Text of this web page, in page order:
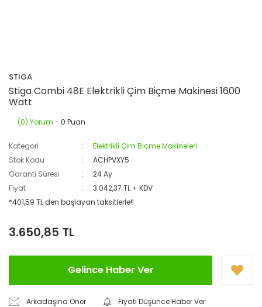
STIGA
Stiga Combi 48E Elektrikli Çim Biçme Makinesi 1600
Watt
(0) Yorum - 0 Puan
Kategori
Elektrikli Çim Biçme Makineleri
Stok Kodu
ACHPVXY5
Garanti Süresi
24 Ay
Fiyat
3.042,37 TL + KDV
*401,59 TL den başlayan taksitlerle!!
3.650,85 TL
Gelince Haber Ver
Arkadaşına Öner
Fiyatı Düşünce Haber Ver